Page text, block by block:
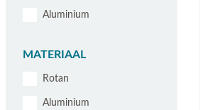
Aluminium
MATERIAAL
Rotan
Aluminium